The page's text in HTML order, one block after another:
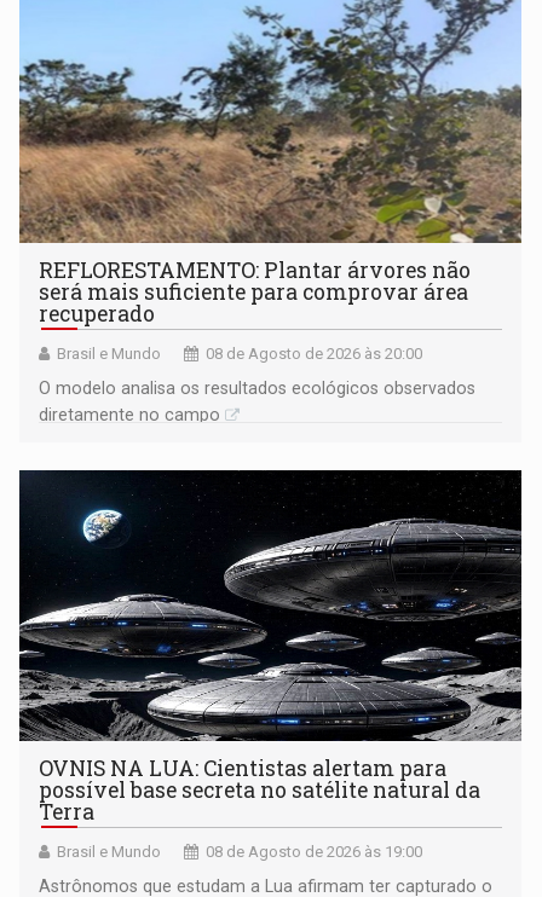
REFLORESTAMENTO: Plantar árvores não
será mais suficiente para comprovar área
recuperado
Brasil e Mundo 08 de Agosto de 2026 às 20:00
O modelo analisa os resultados ecológicos observados
diretamente no campo
OVNIS NA LUA: Cientistas alertam para
possível base secreta no satélite natural da
Terra
Brasil e Mundo 08 de Agosto de 2026 às 19:00
Astrônomos que estudam a Lua afirmam ter capturado o